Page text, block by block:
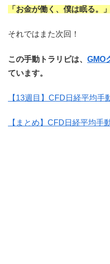
「お金が働く、僕は眠る。」
それではまた次回！
この手動トラリピは、 GMO
ています。
【13週目】CFD日経平均手
【まとめ】CFD日経平均手